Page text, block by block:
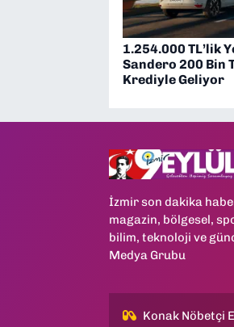
1.254.000 TL’lik
Sandero 200 Bin
Krediyle Geliyor
İzmir son dakika
magazin, bölgesel,
bilim, teknoloji ve
Medya Grubu
Konak Nöbetçi